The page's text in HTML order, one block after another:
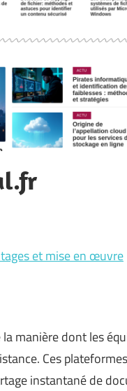
et mise en œuvre
manière dont les
Ces
instantané de